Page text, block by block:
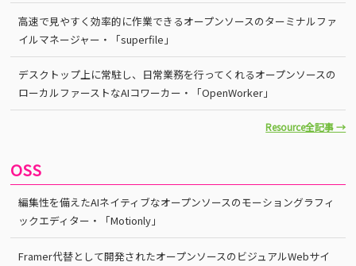
高速で見やすく効率的に作業できるオープンソースのターミナルファ
イルマネージャー・「superfile」
デスクトップ上に常駐し、日常業務を行ってくれるオープンソースの
ローカルファーストなAIコワーカー・「OpenWorker」
Resource全記事 →
OSS
編集性を備えたAIネイティブなオープンソースのモーショングラフィ
ックエディター・「Motionly」
Framer代替として開発されたオープンソースのビジュアルWebサイ